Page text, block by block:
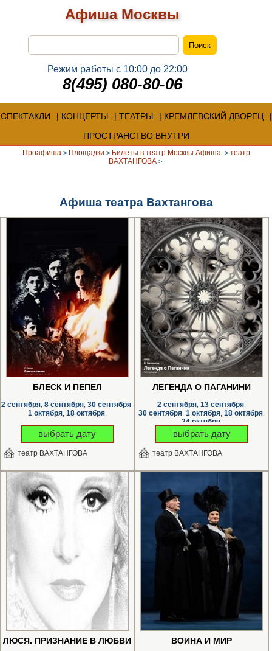
Афиша Москвы
Режим работы с 10:00 до 22:00
8(495) 080-80-06
СПЕКТАКЛИ КОНЦЕРТЫ ТЕАТРЫ
КРЕМЛЕВСКИЙ ДВОРЕЦ
ПРОСТРАНСТВО ВНУТРИ
Проафиша > Площадки > Билеты в театр Москвы Афиша > театр
ВАХТАНГОВА>
Афиша театра Вахтангова
БЛЕСК И ПЕПЕЛ
2 сентября 8 сентября 30 сентября
1 октября, 18 октября,
выбрать дату
театр ВАХТАНГОВА
ЛЕГЕНДА О ПАГАНИНИ
2 сентября 13 сентября
30 сентября 1 октября 18 октября
24 октября,
выбрать дату
театр ВАХТАНГОВА
ЛЮСЯ. ПРИЗНАНИЕ В ЛЮБВИ ВОЙНА И МИР